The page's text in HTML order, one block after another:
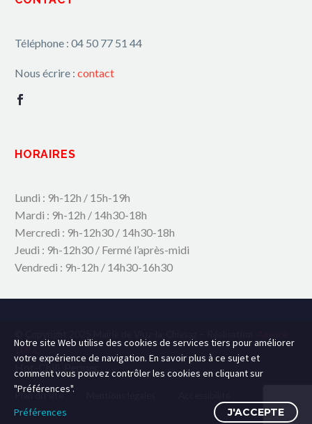
Téléphone : 04 50 77 51 44
Nous écrire : contact
HORAIRES
Lundi : 9h-12h / 15h-19h
Mardi : 9h-12h / 14h30-18h
Mercredi : 9h-12h30 / 14h30-18h
Jeudi : 9h-12h30 / Fermé l’après-midi
Vendredi : 9h-12h / 14h30-16h30
109.C
Hot-Chili_Pepper
Plan du site
Notre site Web utilise des cookies de services tiers pour améliorer
votre expérience de navigation. En savoir plus à ce sujet et
comment vous pouvez contrôler les cookies en cliquant sur
"Préférences".
Préférences
J'ACCEPTE